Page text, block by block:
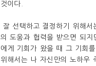
것이다.
잘 선택하고 결정하기 위해
의 도움과 협력을 받으면 되지
에게 기회가 왔을 때 그 기회
위해서는 나 자신만의 노하우